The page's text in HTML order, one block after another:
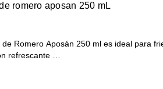
romero aposan 250 mL
de Romero Aposán 250 ml es ideal para
refrescante …